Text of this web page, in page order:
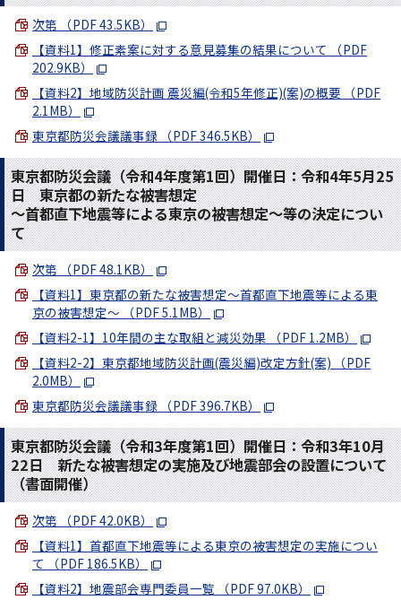
次第 （PDF 43.5KB）
【資料1】修正素案に対する意見募集の結果について （PDF
202.9KB）
【資料2】地域防災計画 震災編(令和5年修正)(案)の概要 （PDF
2.1MB）
東京都防災会議議事録 （PDF 346.5KB）
東京都防災会議（令和4年度第1回）開催日：令和4年5月25
日 東京都の新たな被害想定
～首都直下地震等による東京の被害想定～等の決定につい
て
次第 （PDF 48.1KB）
【資料1】東京都の新たな被害想定～首都直下地震等による東
京の被害想定～ （PDF 5.1MB）
【資料2-1】10年間の主な取組と減災効果 （PDF 1.2MB）
【資料2-2】東京都地域防災計画(震災編)改定方針(案) （PDF
2.0MB）
東京都防災会議議事録 （PDF 396.7KB）
東京都防災会議（令和3年度第1回）開催日：令和3年10月
22日 新たな被害想定の実施及び地震部会の設置について
（書面開催）
次第 （PDF 42.0KB）
【資料1】首都直下地震等による東京の被害想定の実施につい
て （PDF 186.5KB）
【資料2】地震部会専門委員一覧 （PDF 97.0KB）